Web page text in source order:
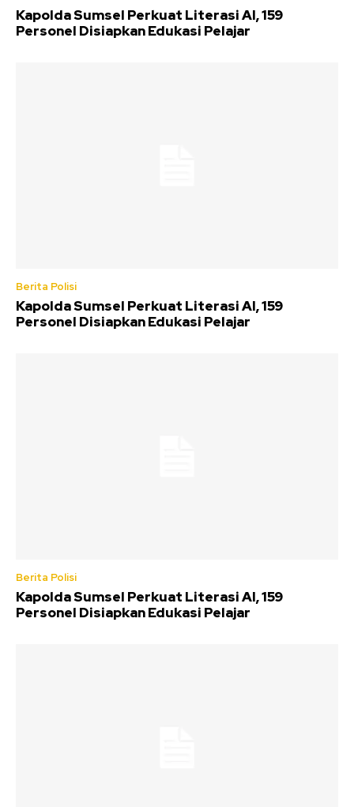
Kapolda Sumsel Perkuat Literasi AI, 159
Personel Disiapkan Edukasi Pelajar
Berita Polisi
Kapolda Sumsel Perkuat Literasi AI, 159
Personel Disiapkan Edukasi Pelajar
Berita Polisi
Kapolda Sumsel Perkuat Literasi AI, 159
Personel Disiapkan Edukasi Pelajar